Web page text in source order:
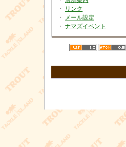
・
リンク
・
メール設定
・ ナマズイベント